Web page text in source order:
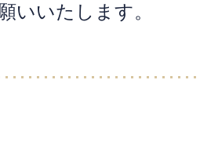
いいたします。